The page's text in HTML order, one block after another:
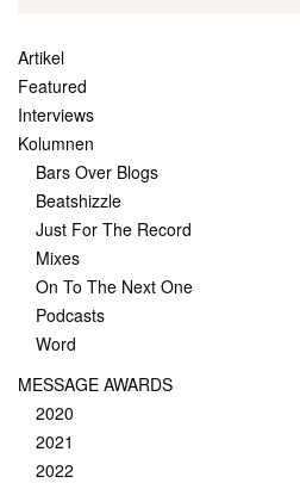
Artikel
Featured
Interviews
Kolumnen
Bars Over Blogs
Beatshizzle
Just For The Record
Mixes
On To The Next One
Podcasts
Word
MESSAGE AWARDS
2020
2021
2022